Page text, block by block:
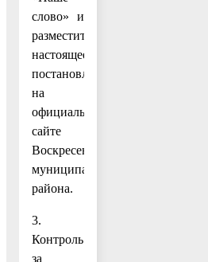
слово» и
разместить
настоящее
постановление
на
официальном
сайте
Воскресенского
муниципального
района.
3.
Контроль
за